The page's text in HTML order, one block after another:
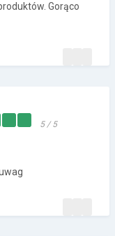
Gorąco
5 / 5